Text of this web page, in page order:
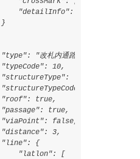
"detailInfo": []
"改札内通路",
10,
"通常",
0,
true,
true,
false,
3,
{
"latlon": [